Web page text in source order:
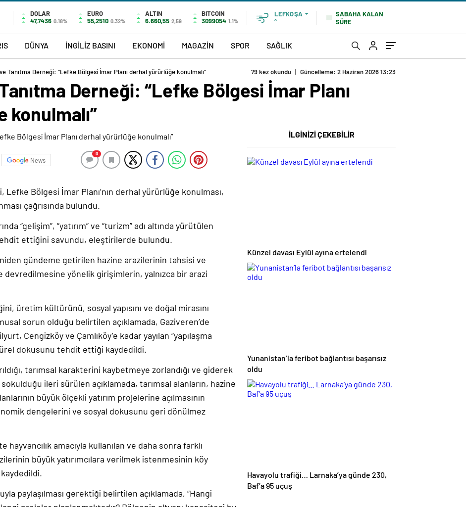
DOLAR
47,7436 0.18%
EURO
55,2510 0.32%
ALTIN
6.660,55 2,59
BITCOIN
3099054 1.1%
LEFKOŞA
°
SABAHA KALAN
SÜRE
DÜNYA İNGİLİZ BASINI EKONOMİ MAGAZİN SPOR SAĞLIK
Tanıtma Derneği: “Lefke Bölgesi İmar Planı derhal yürürlüğe konulmalı” 79 kez okundu | Güncelleme: 2 Haziran 2026 13:23
Derneği: “Lefke Bölgesi İmar Planı
News
0
Lefke Bölgesi İmar Planı’nın derhal yürürlüğe konulması,
çağrısında bulundu.
“gelişim”, “yatırım” ve “turizm” adı altında yürütülen
ettiğini savundu, eleştirilerde bulundu.
gündeme getirilen hazine arazilerinin tahsisi ve
devredilmesine yönelik girişimlerin, yalnızca bir arazi
üretim kültürünü, sosyal yapısını ve doğal mirasını
sorun olduğu belirtilen açıklamada, Gaziveren’de
Cengizköy ve Çamlıköy’e kadar yayılan “yapılaşma
dokusunu tehdit ettiği kaydedildi.
tarımsal karakterini kaybetmeye zorlandığı ve giderek
ileri sürülen açıklamada, tarımsal alanların, hazine
büyük ölçekli yatırım projelerine açılmasının
dengelerini ve sosyal dokusunu geri dönülmez
hayvancılık amacıyla kullanılan ve daha sonra farklı
büyük yatırımcılara verilmek istenmesinin köy
kaydedildi.
paylaşılması gerektiği belirtilen açıklamada, “Hangi
İLGİNİZİ ÇEKEBİLİR
Künzel davası Eylül ayına ertelendi
Yunanistan’la feribot bağlantısı başarısız
oldu
Havayolu trafiği… Larnaka’ya günde 230,
Baf’a 95 uçuş